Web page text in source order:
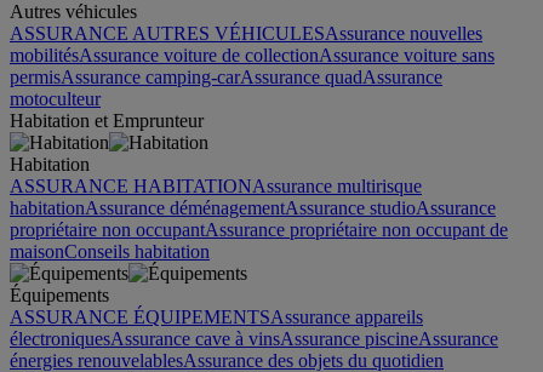
Autres véhicules
ASSURANCE AUTRES VÉHICULESAssurance nouvelles
mobilitésAssurance voiture de collectionAssurance voiture sans
permisAssurance camping-carAssurance quadAssurance
motoculteur
Habitation et Emprunteur
Habitation
ASSURANCE HABITATIONAssurance multirisque
habitationAssurance déménagementAssurance studioAssurance
propriétaire non occupantAssurance propriétaire non occupant de
maisonConseils habitation
Équipements
ASSURANCE ÉQUIPEMENTSAssurance appareils
électroniquesAssurance cave à vinsAssurance piscineAssurance
énergies renouvelablesAssurance des objets du quotidien